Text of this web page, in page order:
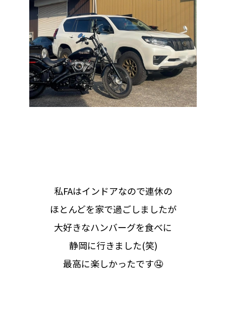
私FAはインドアなので連休の
ほとんどを家で過ごしましたが
大好きなハンバーグを食べに
静岡に行きました(笑)
最高に楽しかったです🤤